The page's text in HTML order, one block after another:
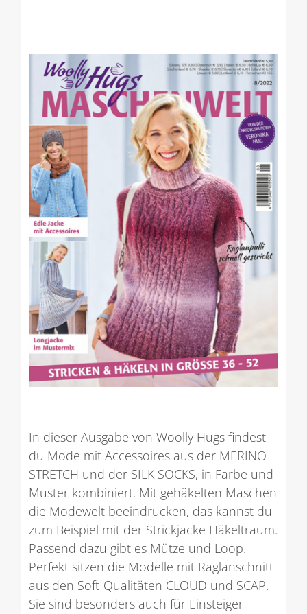
In dieser Ausgabe von Woolly Hugs findest
du Mode mit Accessoires aus der MERINO
STRETCH und der SILK SOCKS, in Farbe und
Muster kombiniert. Mit gehäkelten Maschen
die Modewelt beeindrucken, das kannst du
zum Beispiel mit der Strickjacke Häkeltraum.
Passend dazu gibt es Mütze und Loop.
Perfekt sitzen die Modelle mit Raglanschnitt
aus den Soft-Qualitäten CLOUD und SCAP.
Sie sind besonders auch für Einsteiger